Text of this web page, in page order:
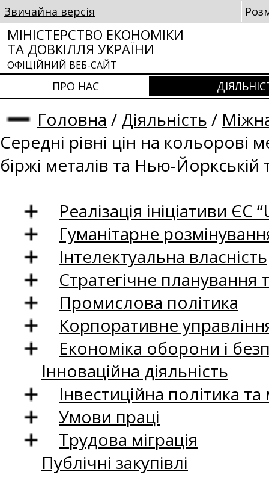
Звичайна версія
МІНІСТЕРСТВО ЕКОНОМІКИ
ТА ДОВКІЛЛЯ УКРАЇНИ
ОФІЦІЙНИЙ ВЕБ-САЙТ
ПРО НАС
Головна / Діяльність /
Середні рівні цін на кольорові
біржі металів та Нью-Йоркській
Реалізація ініціативи ЄС
Гуманітарне
Інтелектуальна власність
Стратегічне
Промислова політика
Корпоративне
Економіка оборони і
Інноваційна діяльність
Інвестиційна політика
Умови праці
Трудова міграція
Публічні закупівлі